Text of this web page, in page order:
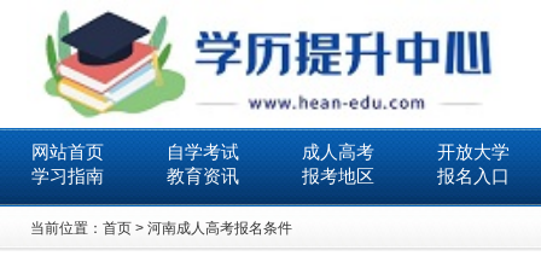
网站首页 自学考试 成人高考
开放大学
学习指南
教育资讯 报考地区 报名入口
当前位置： 首页 > 河南成人高考报名条件